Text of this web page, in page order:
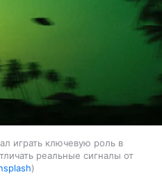
играть ключевую роль в
реальные сигналы от